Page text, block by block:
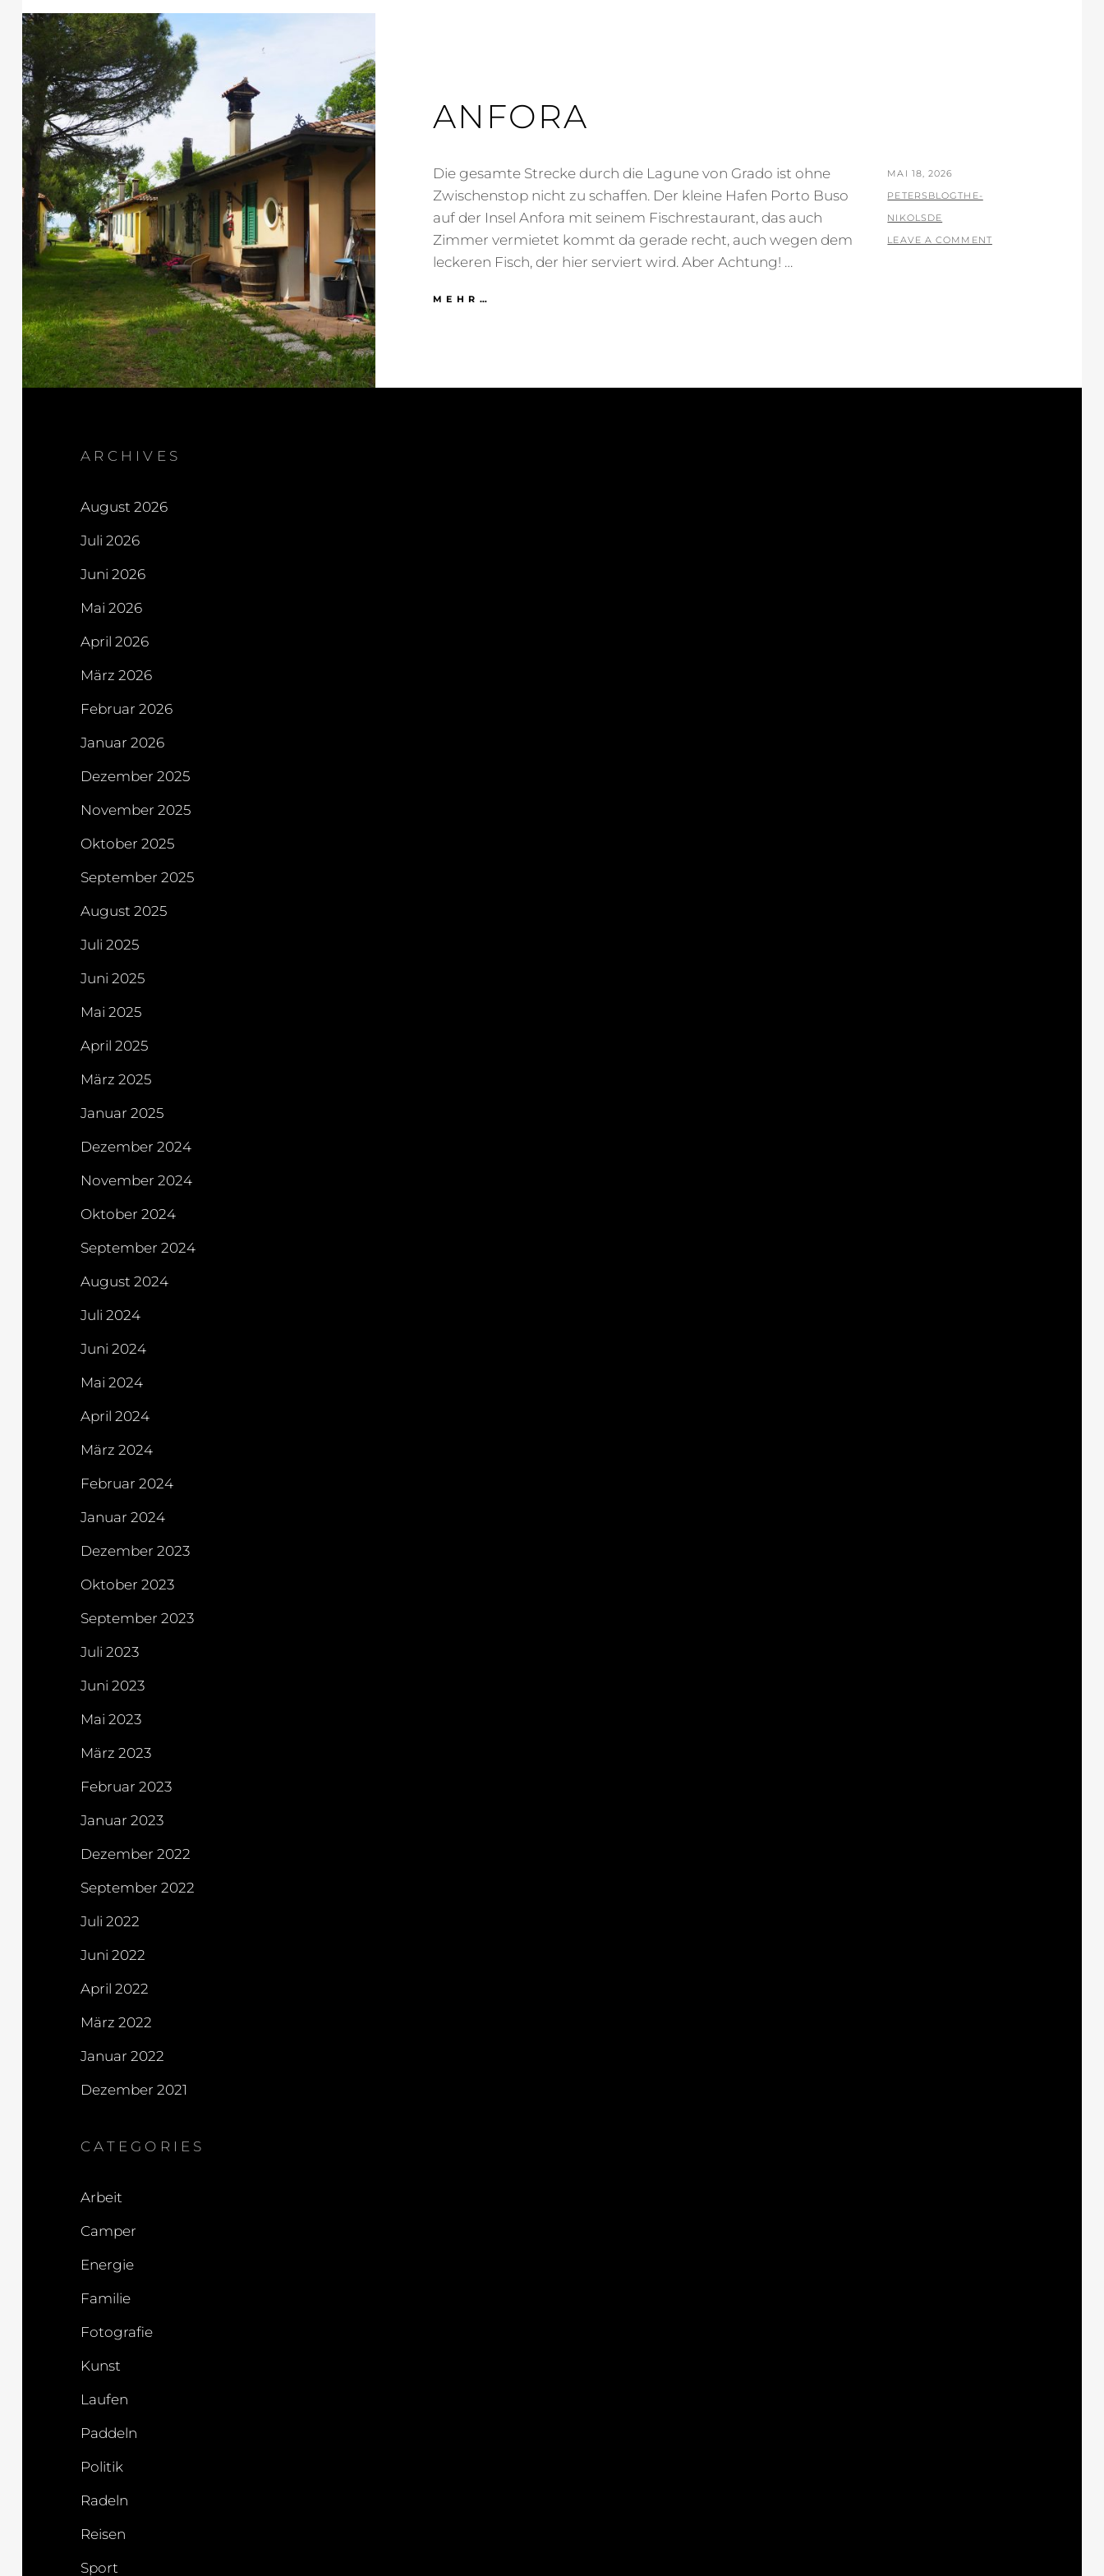
ANFORA
Die gesamte Strecke durch die Lagune von Grado ist ohne
Zwischenstop nicht zu schaffen. Der kleine Hafen Porto Buso
auf der Insel Anfora mit seinem Fischrestaurant, das auch
Zimmer vermietet kommt da gerade recht, auch wegen dem
leckeren Fisch, der hier serviert wird. Aber Achtung! …
MEHR…
POSTED
ON
MAI 18, 2026
BY
PETERSBLOGTHE-
NIKOLSDE
LEAVE A COMMENT
ARCHIVES
August 2026
Juli 2026
Juni 2026
Mai 2026
April 2026
März 2026
Februar 2026
Januar 2026
Dezember 2025
November 2025
Oktober 2025
September 2025
August 2025
Juli 2025
Juni 2025
Mai 2025
April 2025
März 2025
Januar 2025
Dezember 2024
November 2024
Oktober 2024
September 2024
August 2024
Juli 2024
Juni 2024
Mai 2024
April 2024
März 2024
Februar 2024
Januar 2024
Dezember 2023
Oktober 2023
September 2023
Juli 2023
Juni 2023
Mai 2023
März 2023
Februar 2023
Januar 2023
Dezember 2022
September 2022
Juli 2022
Juni 2022
April 2022
März 2022
Januar 2022
Dezember 2021
CATEGORIES
Arbeit
Camper
Energie
Familie
Fotografie
Kunst
Laufen
Paddeln
Politik
Radeln
Reisen
Sport